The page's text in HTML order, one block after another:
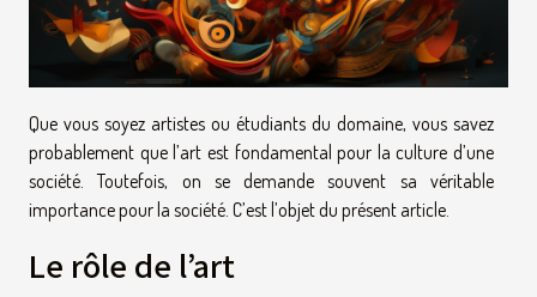
Que vous soyez artistes ou étudiants du domaine, vous savez
probablement que l’art est fondamental pour la culture d’une
société. Toutefois, on se demande souvent sa véritable
importance pour la société. C’est l’objet du présent article.
Le rôle de l’art